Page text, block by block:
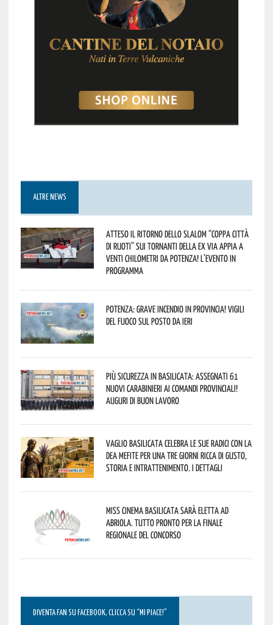
ALTRE NEWS
Atteso il ritorno dello slalom “Coppa Città
di Ruoti” sui tornanti della ex via Appia a
venti chilometri da Potenza! L’evento in
programma
Potenza: grave incendio in Provincia! Vigili
del fuoco sul posto da ieri
Più sicurezza in Basilicata: assegnati 61
nuovi Carabinieri ai Comandi provinciali!
Auguri di buon lavoro
Vaglio Basilicata celebra le sue radici con la
Dea Mefite per una tre giorni ricca di gusto,
storia e intrattenimento. I dettagli
Miss Cinema Basilicata sarà eletta ad
Abriola. Tutto pronto per la finale
regionale del concorso
DIVENTA FAN SU FACEBOOK, CLICCA SU “MI PIACE!”